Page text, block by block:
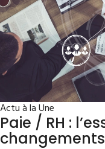
Actu à la Une
Paie / RH :
changements